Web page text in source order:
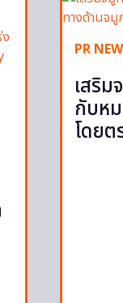
PR
เสริ
กับห
โดยต